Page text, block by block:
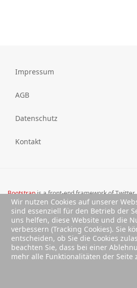
Impressum
AGB
Datenschutz
Kontakt
Bootstrapis a front-end framework of
License.
Font Awesomefont licensed underSIL OFL 1.1
Wir nutzen Cookies auf unserer
sind essenziell für den Betrieb der
uns helfen, diese Website und die
verbessern (Tracking Cookies). Sie
entscheiden, ob Sie die Cookies
beachten Sie, dass bei einer
mehr alle Funktionalitäten der Seite